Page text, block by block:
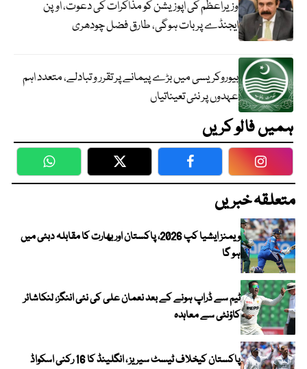
وزیراعظم کی اپوزیشن کو مذاکرات کی دعوت، اوپن
ایجنڈے پر بات ہوگی، طارق فضل چودھری
بیوروکریسی میں بڑے پیمانے پر تقرر و تبادلے، متعدد اہم
عہدوں پر نئی تعیناتیاں
ہمیں فالو کریں
WhatsApp Twitter Facebook
متعلقہ خبریں
ویمنز ایشیا کپ 2026، پاکستان اور بھارت کا مقابلہ دبئی میں
ہو گا
ٹیم سے ڈراپ ہونے کے بعد نعمان علی کی نئی اننگز، لنکاشائر
کاؤنٹی سے معاہدہ
پاکستان کیخلاف ٹیسٹ سیریز ، انگلینڈ کا 16 رکنی اسکواڈ